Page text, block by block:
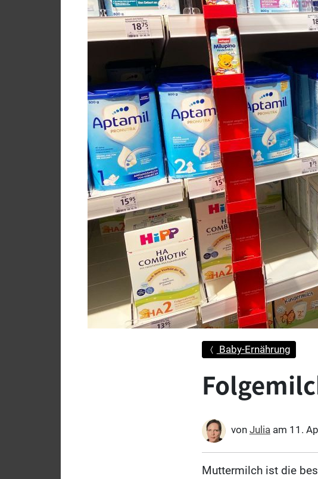
Baby-Ernährung
von Juliaam 11.
Muttermilch ist die